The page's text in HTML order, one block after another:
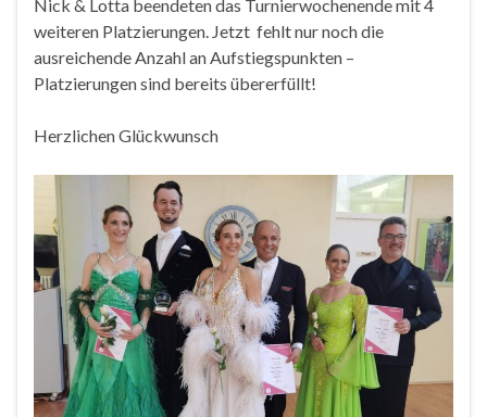
Nick & Lotta beendeten das Turnierwochenende mit 4
weiteren Platzierungen. Jetzt fehlt nur noch die
ausreichende Anzahl an Aufstiegspunkten –
Platzierungen sind bereits übererfüllt!
Herzlichen Glückwunsch